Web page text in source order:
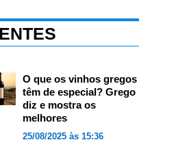
O que os vinhos gregos
têm de especial? Grego
diz e mostra os
melhores
25/08/2025 às 15:36